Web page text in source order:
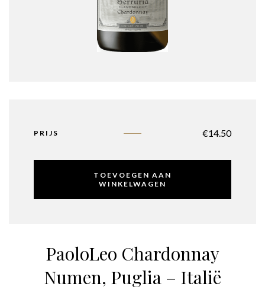
PRIJS €14.50
TOEVOEGEN AAN
WINKELWAGEN
PaoloLeo Chardonnay
Numen, Puglia – Italië